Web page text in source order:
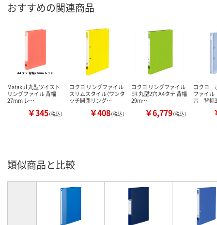
おすすめの関連商品
Matakul 丸型ツイスト
リングファイル 背幅
27mm レ…
￥345（税込）
コクヨ リングファイル
スリムスタイル（ワンタ
ッチ開閉リング…
￥408（税込）
コクヨ リングファイル
ER 丸型2穴 A4タテ 背幅
29m…
￥6,779（税込）
コクヨ
ファイ
穴 背
類似商品と比較